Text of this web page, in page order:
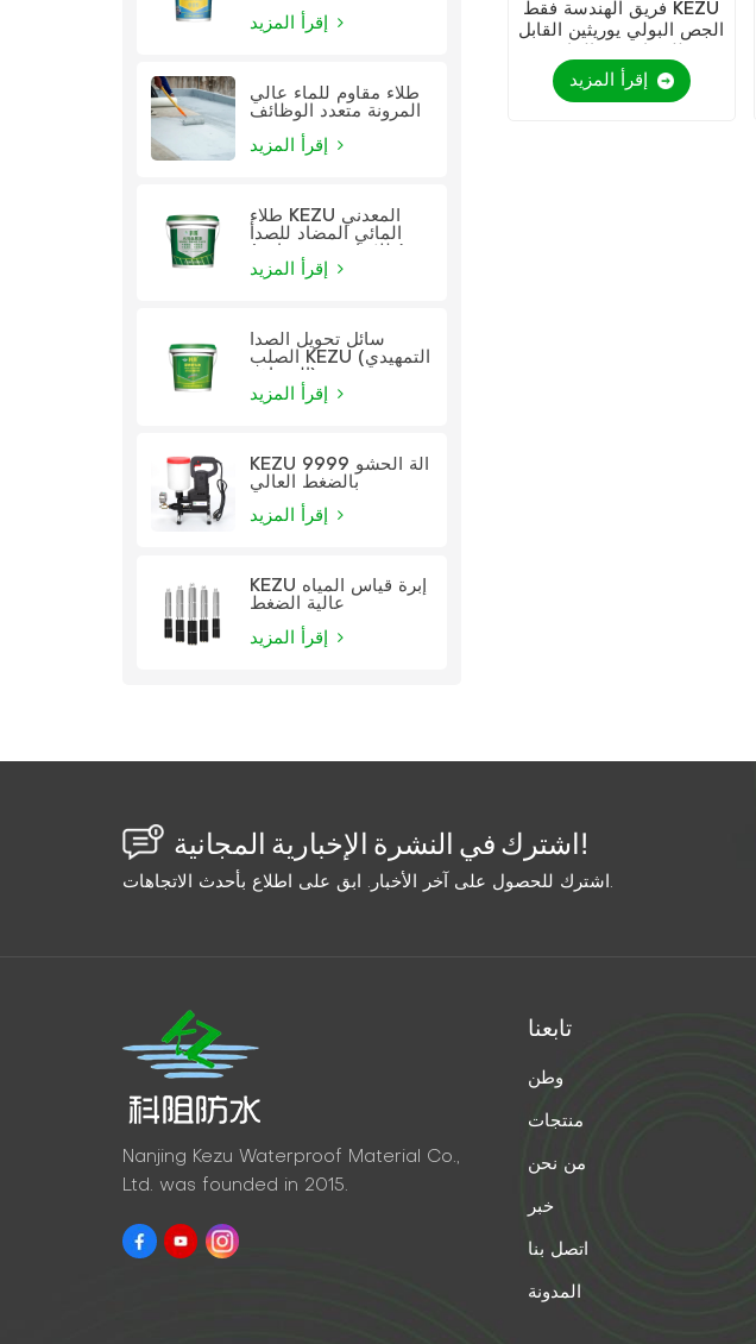
طلاء مقاوم للماء عالي
المرونة متعدد الوظائف
طلاء KEZU المعدني
المائي المضاد للصدأ
سائل تحويل الصدأ
الصلب KEZU (التمهيدي
KEZU 9999 آلة الحشو
بالضغط العالي
KEZU إبرة قياس المياه
عالية الضغط
فريق الهندسة فقط KEZU
الجص البولي يوريثين القابل
إقرأ المزيد
اشترك في النشرة الإخبارية المجانية!
اشترك للحصول على آخر الأخبار. ابق على اطلاع بأحدث الاتجاهات.
Nanjing Kezu Waterproof Material Co.,
Ltd. was founded in 2015.
تابعنا
وطن
منتجات
من نحن
خبر
اتصل بنا
المدونة